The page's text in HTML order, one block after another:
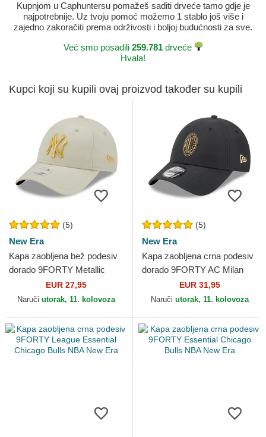
Kupnjom u Caphuntersu pomažeš saditi drveće tamo gdje je
najpotrebnije. Uz tvoju pomoć možemo 1 stablo još više i
zajedno zakoračiti prema održivosti i boljoj budućnosti za sve.
Već smo posadili 259.781drveće
Hvala!
Kupci koji su kupili ovaj proizvod također su kupili
(5)
New Era
Kapa zaobljena bež podesiv
dorado 9FORTY Metallic
New York Yankees MLB
New Era
EUR 27,95
Naruči utorak, 11. kolovoza
(5)
New Era
Kapa zaobljena crna podesiv
dorado 9FORTY AC Milan
Serie A New Era
EUR 31,95
Naruči utorak, 11. kolovoza